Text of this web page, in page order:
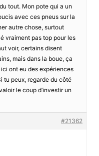
tout. Mon pote qui a un
avec ces pneus sur la
autre chose, surtout
vraiment pas top pour les
voir, certains disent
mais dans la boue, ça
ont eu des expériences
tu peux, regarde du côté
le coup d’investir un
#21362